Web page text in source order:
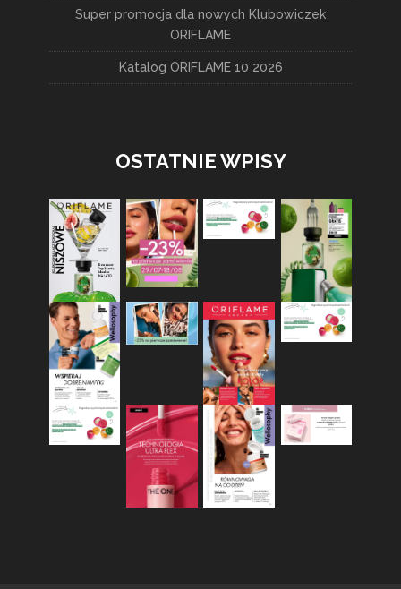
Super promocja dla nowych Klubowiczek
ORIFLAME
Katalog ORIFLAME 10 2026
OSTATNIE WPISY